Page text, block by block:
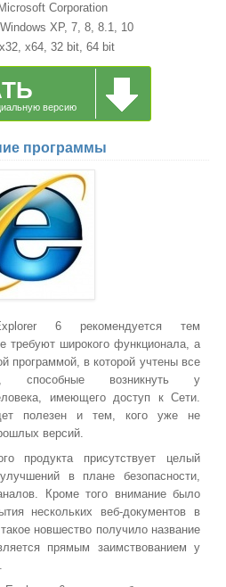
Corporation
XP, 7, 8, 8.1, 10
x64, 32 bit, 64 bit
версию
программы
6 рекомендуется тем
требуют широкого функционала, а
программой, в которой учтены все
способные возникнуть у
имеющего доступ к Сети.
полезен и тем, кого уже не
версий.
продукта присутствует целый
в плане безопасности,
Кроме того внимание было
нескольких веб-документов в
новшество получило название
прямым заимствованием у